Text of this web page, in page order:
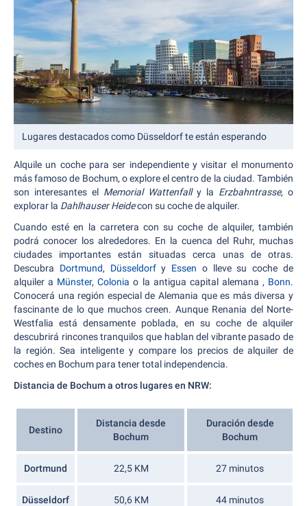
Lugares destacados como Düsseldorf te están esperando
Alquile un coche para ser independiente y visitar el monumento
más famoso de Bochum, o explore el centro de la ciudad. También
son interesantes el Memorial Wattenfally la Erzbahntrasse, o
explorar la Dahlhauser Heidecon su coche de alquiler.
Cuando esté en la carretera con su coche de alquiler, también
podrá conocer los alrededores. En la cuenca del Ruhr, muchas
ciudades importantes están situadas cerca unas de otras.
Descubra Dortmund, Düsseldorfy Essen o lleve su coche de
alquiler a Münster,Colonia o la antigua capital alemana , Bonn.
Conocerá una región especial de Alemania que es más diversa y
fascinante de lo que muchos creen. Aunque Renania del Norte-
Westfalia está densamente poblada, en su coche de alquiler
descubrirá rincones tranquilos que hablan del vibrante pasado de
la región. Sea inteligente y compare los precios de alquiler de
coches en Bochum para tener total independencia.
Distancia de Bochum a otros lugares en NRW:
Destino
Distancia desde
Bochum
Duración desde
Bochum
Dortmund 22,5 KM 27 minutos
Düsseldorf 50,6 KM 44 minutos